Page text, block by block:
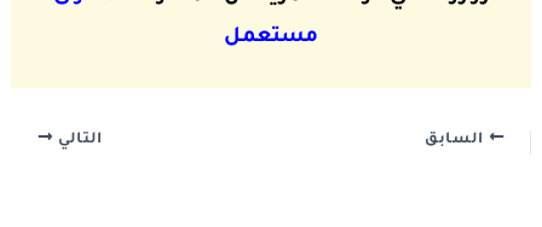
مستعمل
السابق التالي